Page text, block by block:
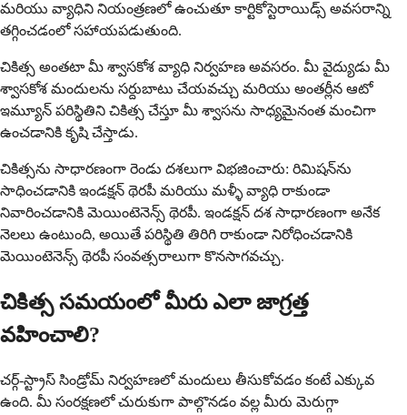
మరియు వ్యాధిని నియంత్రణలో ఉంచుతూ కార్టికోస్టెరాయిడ్స్ అవసరాన్ని
తగ్గించడంలో సహాయపడుతుంది.
చికిత్స అంతటా మీ శ్వాసకోశ వ్యాధి నిర్వహణ అవసరం. మీ వైద్యుడు మీ
శ్వాసకోశ మందులను సర్దుబాటు చేయవచ్చు మరియు అంతర్లీన ఆటో
ఇమ్యూన్ పరిస్థితిని చికిత్స చేస్తూ మీ శ్వాసను సాధ్యమైనంత మంచిగా
ఉంచడానికి కృషి చేస్తాడు.
చికిత్సను సాధారణంగా రెండు దశలుగా విభజించారు: రిమిషన్‌ను
సాధించడానికి ఇండక్షన్ థెరపీ మరియు మళ్ళీ వ్యాధి రాకుండా
నివారించడానికి మెయింటెనెన్స్ థెరపీ. ఇండక్షన్ దశ సాధారణంగా అనేక
నెలలు ఉంటుంది, అయితే పరిస్థితి తిరిగి రాకుండా నిరోధించడానికి
మెయింటెనెన్స్ థెరపీ సంవత్సరాలుగా కొనసాగవచ్చు.
చికిత్స సమయంలో మీరు ఎలా జాగ్రత్త
వహించాలి?
చర్గ్-స్ట్రాస్ సిండ్రోమ్ నిర్వహణలో మందులు తీసుకోవడం కంటే ఎక్కువ
ఉంది. మీ సంరక్షణలో చురుకుగా పాల్గొనడం వల్ల మీరు మెరుగ్గా